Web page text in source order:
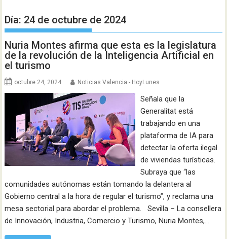
Día: 24 de octubre de 2024
Nuria Montes afirma que esta es la legislatura
de la revolución de la Inteligencia Artificial en
el turismo
octubre 24, 2024 Noticias Valencia - HoyLunes
Señala que la
Generalitat está
trabajando en una
plataforma de IA para
detectar la oferta ilegal
de viviendas turísticas.
Subraya que “las
comunidades autónomas están tomando la delantera al
Gobierno central a la hora de regular el turismo”, y reclama una
mesa sectorial para abordar el problema. Sevilla – La consellera
de Innovación, Industria, Comercio y Turismo, Nuria Montes,…